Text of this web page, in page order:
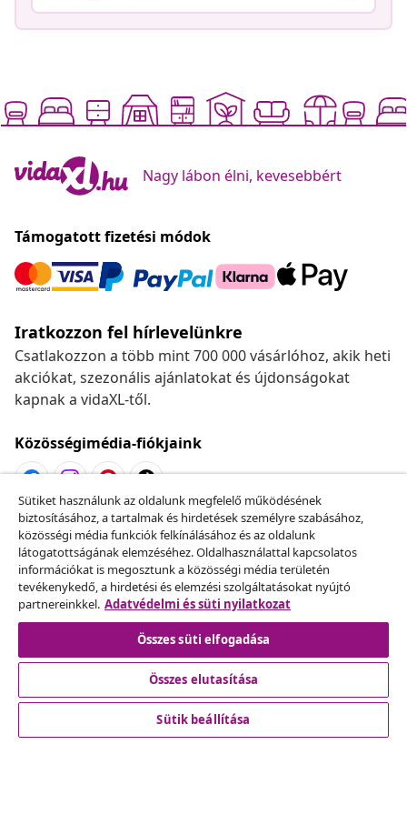
Nagy lábon élni, kevesebbért
Támogatott fizetési módok
Iratkozzon fel hírlevelünkre
Csatlakozzon a több mint 700 000 vásárlóhoz, akik heti
akciókat, szezonális ajánlatokat és újdonságokat
kapnak a vidaXL-től.
Közösségimédia-fiókjaink
Szerződéstől való elállás
Küldj be egy rendelés lemondására vonatkozó
kérelmet.
Szerződéstől való elállás
Ügyfélszolgálat
Sütiket használunk az oldalunk megfelelő működésének
biztosításához, a tartalmak és hirdetések személyre szabásához,
közösségi média funkciók felkínálásához és az oldalunk
látogatottságának elemzéséhez. Oldalhasználattal kapcsolatos
információkat is megosztunk a közösségi média területén
tevékenykedő, a hirdetési és elemzési szolgáltatásokat nyújtó
partnereinkkel. Adatvédelmi és süti nyilatkozat
Összes süti elfogadása
Összes elutasítása
Sütik beállítása